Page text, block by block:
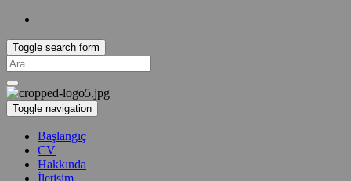
Toggle search form
Search
for:
Toggle navigation
Başlangıç
CV
Hakkında
İletişim